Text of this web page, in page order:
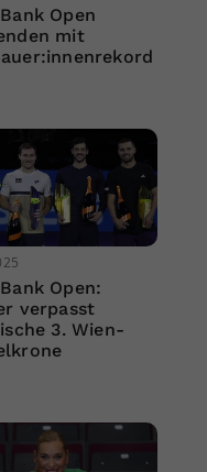
Open
mit
Open:
verpasst
3. Wien-